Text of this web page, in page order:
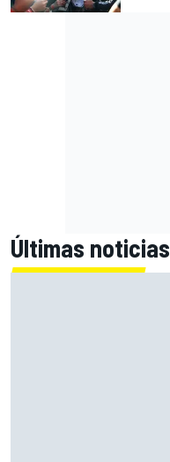
Últimas noticias